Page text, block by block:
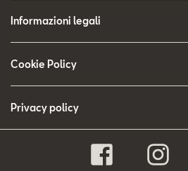
Informazioni legali
Cookie Policy
Privacy policy